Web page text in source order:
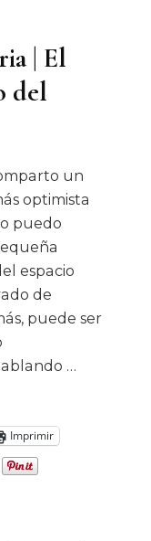
| El
del
un
optimista
puedo
espacio
de
puede ser
…
Imprimir